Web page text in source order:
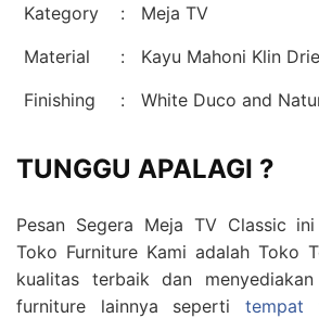
Kategory
:
Meja TV
Material
:
Kayu Mahoni Klin
Finishing
: White Duco and
TUNGGU APALAGI ?
Pesan Segera Meja TV Classic
Toko Furniture Kami adalah Toko
kualitas terbaik dan
furniture lainnya seperti tempat